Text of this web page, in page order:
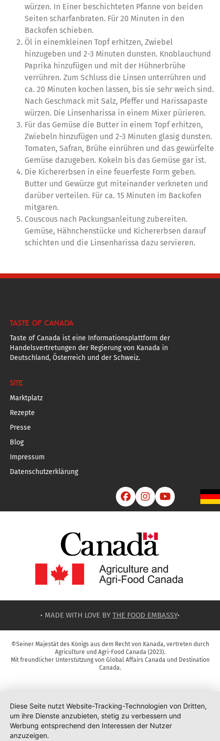
würzen. In Einer beschichteten Pfanne von beiden
Seiten scharfanbraten. Für 20 Minuten in den
Backofen schieben.
Öl in einemkleinen Topf erhitzen, Zwiebel
hinzugeben und 2-3 Minuten dunsten. Knoblauchund
Paprika hinzufügen und mit der Hühnerbrühe
verrühren. Zum Schluss die Linsen unterrühren und
ca. 20 Minuten kochen lassen, bis sie sehr weich sind.
Nach Geschmack mit Salz, Pfeffer und Harissapaste
würzen. Die Linsenharissa in einem Mixer pürieren.
Für das Gemüse die Butter in einem Topf erhitzen,
Zwiebeln hinzufügen und 2-3 Minuten glasig dunsten.
Tomaten, Safran, Brühe einrühren und das gewürfelte
Gemüse dazugeben. Kokeln bis das Gemüse gar ist.
Die Kichererbsen in eine feuerfeste Form geben.
Butter und Gewürze gut miteinander verkneten und
darüber verteilen. Für ca. 15 Minuten im Backofen
mitgaren.
Couscous nach Packungsanleitung zubereiten.
Gemüse, Hähnchenstücke und Kichererbsen darauf
schichten und die Linsenharissa dazu servieren.
TASTE OF CANADA
Taste of Canada ist eine Informationsplattform der
Handelsvertretungen der Regierung von Kanada in
Deutschland, Österreich und der Schweiz.
SITE
Marktplatz
Rezepte
Presse
Blog
Impressum
Datenschutzerklärung
  
• MADE WITH LOVE BY THE FOOD EMBASSY•
©Seiner Majestät des Königs aus dem Recht von Kanada, vertreten durch
Agriculture und Agri-Food Canada (2023).
Mit freundlicher Unterstützung von Global Affairs Canada und Destination
Canada.
Diese Seite nutzt Website-Tracking-Technologien von Dritten,
um ihre Dienste anzubieten, stetig zu verbessern und
Werbung entsprechend den Interessen der Nutzer
anzuzeigen.